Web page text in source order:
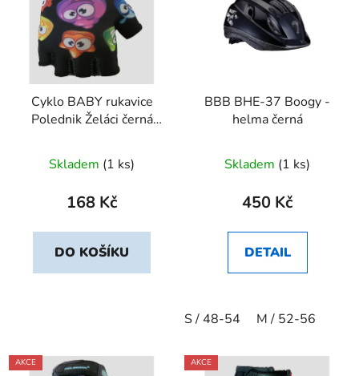
Cyklo BABY rukavice
Polednik Želáci černá
Skladem (1 ks)
168 Kč
DO KOŠÍKU
BBB BHE-37 Boogy -
helma černá
Skladem (1 ks)
450 Kč
DETAIL
S / 48-54 M / 52-56
AKCE AKCE